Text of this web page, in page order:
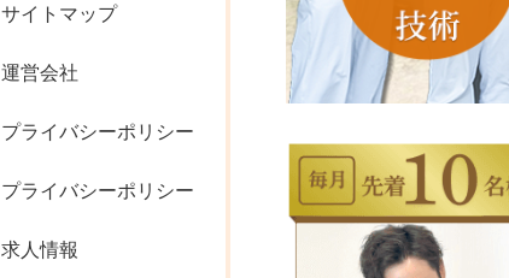
サイトマップ
運営会社
プライバシーポリシー
プライバシーポリシー
求人情報